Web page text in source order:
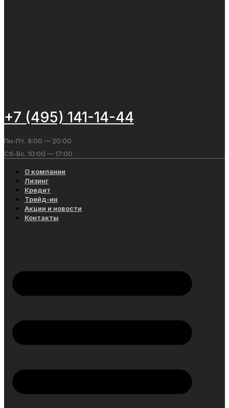
+7 (495) 141-14-44
Пн-Пт. 9:00 — 20:00
Сб-Вс. 10:00 — 17:00
О компании
Лизинг
Кредит
Трейд-ин
Акции и новости
Контакты